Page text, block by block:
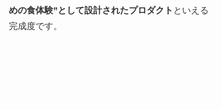
めの食体験”として設計されたプロダクト といえる
完成度です。